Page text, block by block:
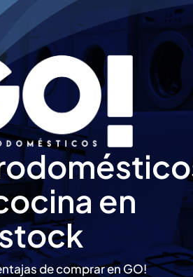
en
de comprar en GO!